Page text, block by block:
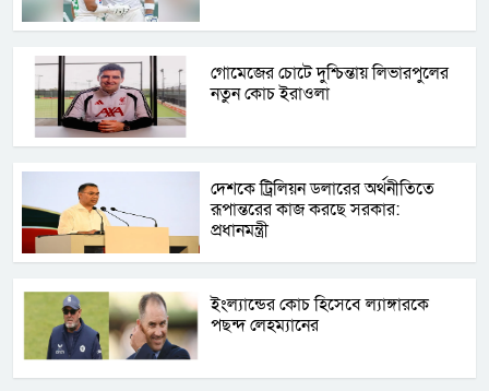
গোমেজের চোটে দুশ্চিন্তায় লিভারপুলের
নতুন কোচ ইরাওলা
দেশকে ট্রিলিয়ন ডলারের অর্থনীতিতে
রূপান্তরের কাজ করছে সরকার:
প্রধানমন্ত্রী
ইংল্যান্ডের কোচ হিসেবে ল্যাঙ্গারকে
পছন্দ লেহম্যানের